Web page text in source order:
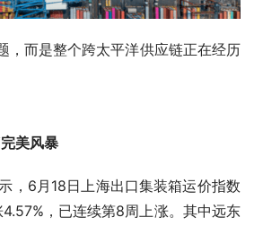
，而是整个跨太平洋供应链正在经历
美风暴
，6月18日上海出口集装箱运价指数
，已连续第8周上涨。其中远东